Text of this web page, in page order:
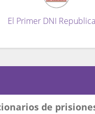
El Primer DNI
de